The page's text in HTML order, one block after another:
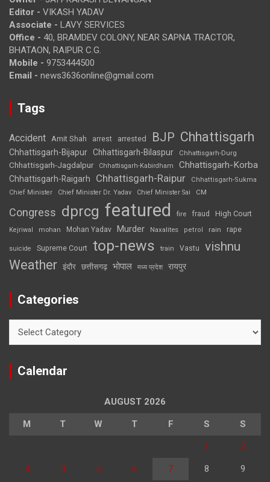
Editor - VIKASH YADAV
Associate - LAVY SERVICES
Office - 40, BRAMDEV COLONY, NEAR SAPNA TRACTOR,
BHATAON, RAIPUR C.G.
Mobile - 9753444500
Email - news3636online@gmail.com
Tags
Accident Amit Shah arrest arrested BJP Chhattisgarh
Chhattisgarh-Bijapur Chhattisgarh-Bilaspur Chhattisgarh-Durg
Chhattisgarh-Jagdalpur Chhattisgarh-Kabirdham Chhattisgarh-Korba
Chhattisgarh-Raigarh Chhattisgarh-Raipur
Chhattisgarh-Sukma
Chief Minister
Chief Minister Dr. Yadav Chief Minister Sai CM
Congress dprcg featured fire fraud High Court
Kejriwal mohan Mohan Yadav Murder Naxalites petrol rain rape
suicide Supreme Court top-news train Vastu vishnu
Weather इंदौर छत्तीसगढ़ भोपाल मध्य प्रदेश रायपुर
Categories
Calendar
AUGUST 2026
M T W T F S S
1 2
3 4 5 6 7 8 9